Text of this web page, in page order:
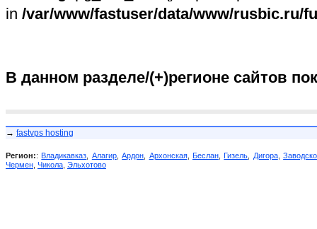
in /var/www/fastuser/data/www/rusbic.ru/
В данном разделе/(+)регионе сайтов
→ fastvps hosting
Регион::Владикавказ Алагир,Ардон Архонская, Беслан,Гизель Дигора,
Чермен Чикола Эльхотово